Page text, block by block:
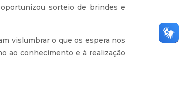
sorteio de brindes e
vislumbrar o que os espera nos
ao conhecimento e à realização